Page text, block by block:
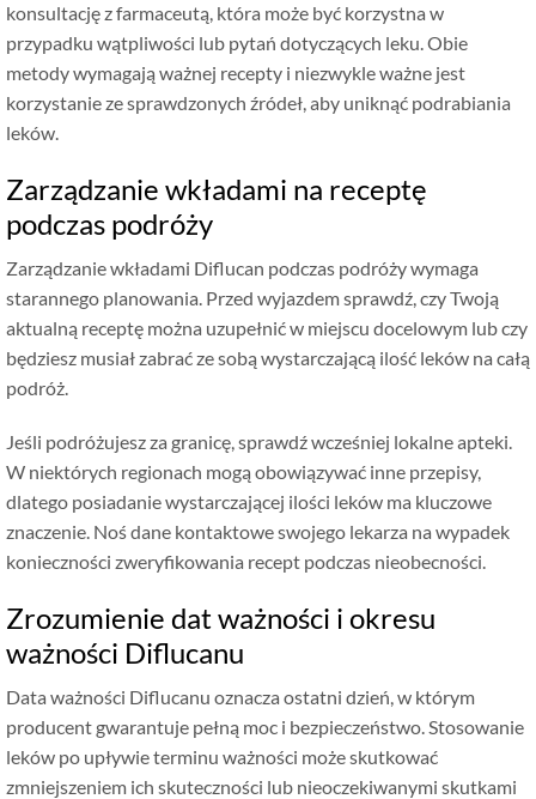
konsultację z farmaceutą, która może być korzystna w
przypadku wątpliwości lub pytań dotyczących leku. Obie
metody wymagają ważnej recepty i niezwykle ważne jest
korzystanie ze sprawdzonych źródeł, aby uniknąć podrabiania
leków.
Zarządzanie wkładami na receptę
podczas podróży
Zarządzanie wkładami Diflucan podczas podróży wymaga
starannego planowania. Przed wyjazdem sprawdź, czy Twoją
aktualną receptę można uzupełnić w miejscu docelowym lub czy
będziesz musiał zabrać ze sobą wystarczającą ilość leków na całą
podróż.
Jeśli podróżujesz za granicę, sprawdź wcześniej lokalne apteki.
W niektórych regionach mogą obowiązywać inne przepisy,
dlatego posiadanie wystarczającej ilości leków ma kluczowe
znaczenie. Noś dane kontaktowe swojego lekarza na wypadek
konieczności zweryfikowania recept podczas nieobecności.
Zrozumienie dat ważności i okresu
ważności Diflucanu
Data ważności Diflucanu oznacza ostatni dzień, w którym
producent gwarantuje pełną moc i bezpieczeństwo. Stosowanie
leków po upływie terminu ważności może skutkować
zmniejszeniem ich skuteczności lub nieoczekiwanymi skutkami